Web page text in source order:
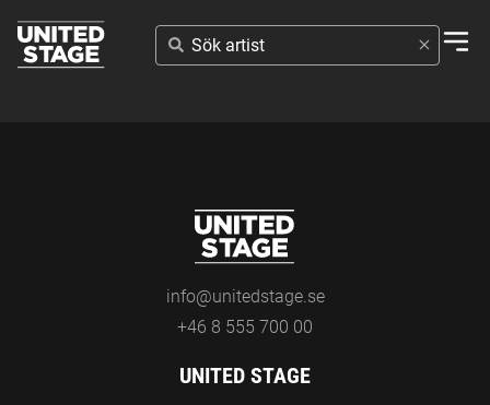
SÖK
ARTIST
info@unitedstage.se
+46 8 555 700 00
UNITED STAGE